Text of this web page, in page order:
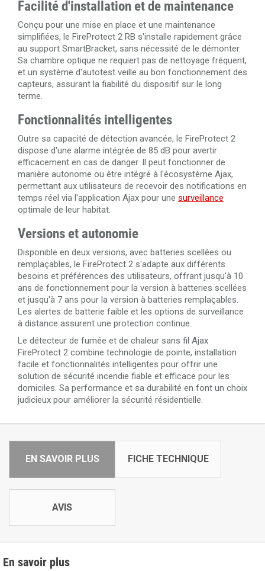
Facilité d'installation et de maintenance
Conçu pour une mise en place et une maintenance
simplifiées, le FireProtect 2 RB s'installe rapidement grâce
au support SmartBracket, sans nécessité de le démonter.
Sa chambre optique ne requiert pas de nettoyage fréquent,
et un système d'autotest veille au bon fonctionnement des
capteurs, assurant la fiabilité du dispositif sur le long
terme.
Fonctionnalités intelligentes
Outre sa capacité de détection avancée, le FireProtect 2
dispose d'une alarme intégrée de 85 dB pour avertir
efficacement en cas de danger. Il peut fonctionner de
manière autonome ou être intégré à l'écosystème Ajax,
permettant aux utilisateurs de recevoir des notifications en
temps réel via l'application Ajax pour une surveillance
optimale de leur habitat.
Versions et autonomie
Disponible en deux versions, avec batteries scellées ou
remplaçables, le FireProtect 2 s'adapte aux différents
besoins et préférences des utilisateurs, offrant jusqu'à 10
ans de fonctionnement pour la version à batteries scellées
et jusqu'à 7 ans pour la version à batteries remplaçables.
Les alertes de batterie faible et les options de surveillance
à distance assurent une protection continue.
Le détecteur de fumée et de chaleur sans fil Ajax
FireProtect 2 combine technologie de pointe, installation
facile et fonctionnalités intelligentes pour offrir une
solution de sécurité incendie fiable et efficace pour les
domiciles. Sa performance et sa durabilité en font un choix
judicieux pour améliorer la sécurité résidentielle.
EN SAVOIR PLUS FICHE TECHNIQUE
AVIS
En savoir plus